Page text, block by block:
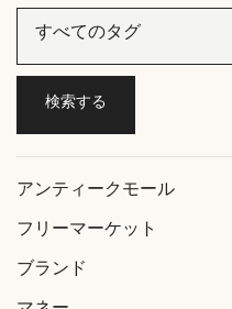
アンティークモール
フリーマーケット
ブランド